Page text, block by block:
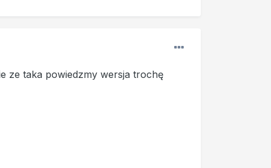
ze taka powiedzmy wersja trochę